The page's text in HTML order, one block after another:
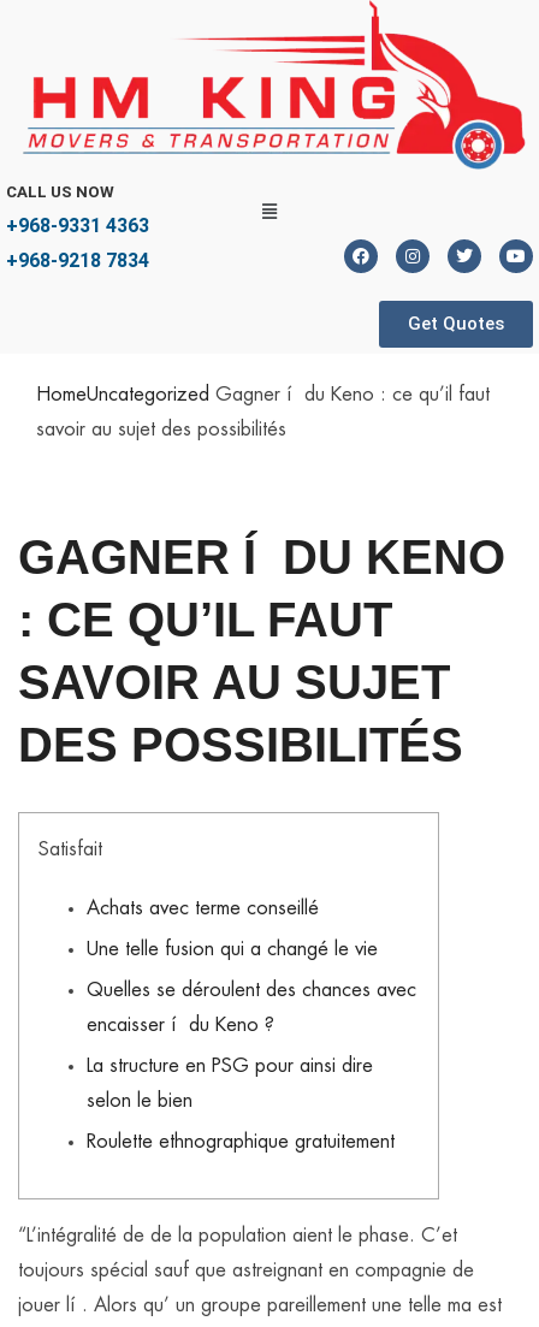
CALL US NOW
+968-9331 4363
+968-9218 7834
Get Quotes
HomeUncategorized Gagner í du Keno : ce qu’il faut
savoir au sujet des possibilités
GAGNER Í DU KENO
: CE QU’IL FAUT
SAVOIR AU SUJET
DES POSSIBILITÉS
Satisfait
Achats avec terme conseillé
Une telle fusion qui a changé le vie
Quelles se déroulent des chances avec
encaisser í du Keno ?
La structure en PSG pour ainsi dire
selon le bien
Roulette ethnographique gratuitement
“L’intégralité de de la population aient le phase. C’et
toujours spécial sauf que astreignant en compagnie de
jouer lí . Alors qu’ un groupe pareillement une telle ma est